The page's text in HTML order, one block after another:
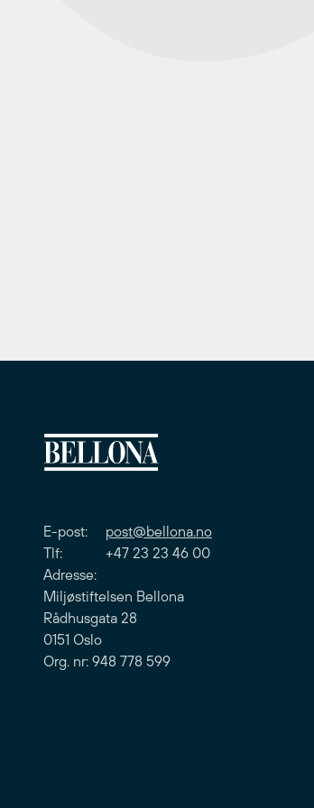
E-post: post@bellona.no
Tlf: +47 23 23 46 00
Adresse:
Miljøstiftelsen Bellona
Rådhusgata 28
0151 Oslo
Org. nr: 948 778 599